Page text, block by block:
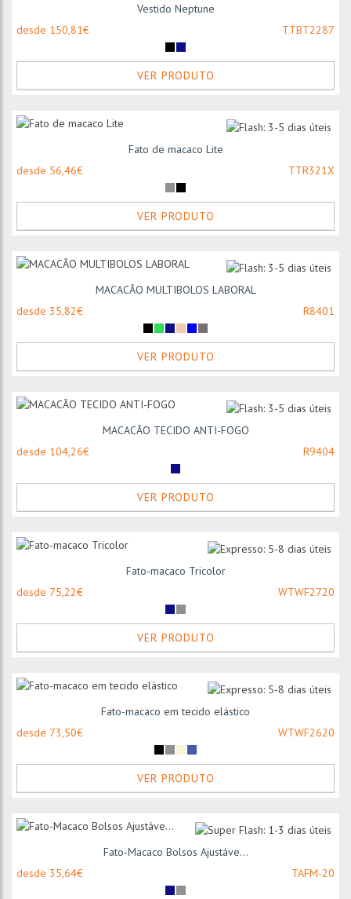
Vestido Neptune
desde 150,81€
TTBT2287
VER PRODUTO
Fato de macaco Lite
desde 56,46€
TTR321X
VER PRODUTO
MACACÃO MULTIBOLOS LABORAL
desde 35,82€
R8401
VER PRODUTO
MACACÃO TECIDO ANTI-FOGO
desde 104,26€
R9404
VER PRODUTO
Fato-macaco Tricolor
desde 75,22€
WTWF2720
VER PRODUTO
Fato-macaco em tecido elástico
desde 73,50€
WTWF2620
VER PRODUTO
Fato-Macaco Bolsos Ajustáve...
desde 35,64€
TAFM-20